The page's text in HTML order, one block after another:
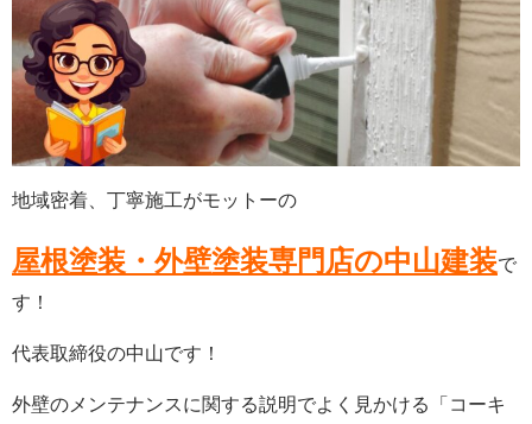
地域密着、丁寧施工がモットーの
屋根塗装・外壁塗装専門店の中山建装で
す！
代表取締役の中山です！
外壁のメンテナンスに関する説明でよく見かける「コーキ